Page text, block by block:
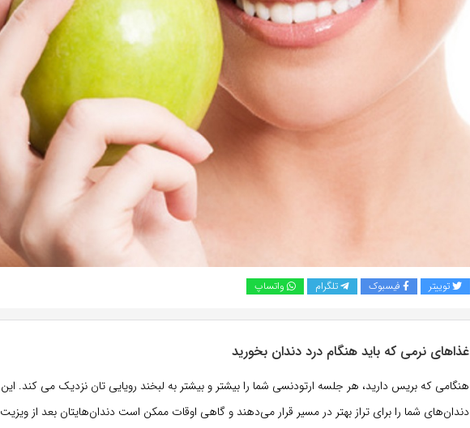
توییتر فیسبوک تلگرام واتساپ
غذاهای نرمی که باید هنگام درد دندان بخورید
هنگامی که بریس دارید، هر جلسه ارتودنسی شما را بیشتر و بیشتر به لبخند رویایی تان نزدیک می کند.
دندان‌های شما را برای تراز بهتر در مسیر قرار می‌دهند و گاهی اوقات ممکن است دندان‌هایتان بعد از